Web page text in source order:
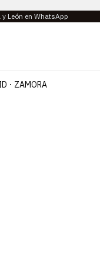
León en WhatsApp
ZAMORA